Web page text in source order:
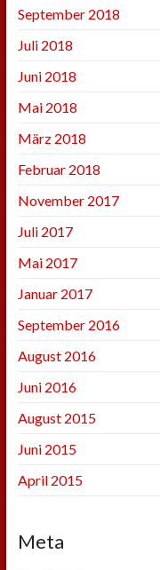
September 2018
Juli 2018
Juni 2018
Mai 2018
März 2018
Februar 2018
November 2017
Juli 2017
Mai 2017
Januar 2017
September 2016
August 2016
Juni 2016
August 2015
Juni 2015
April 2015
Meta